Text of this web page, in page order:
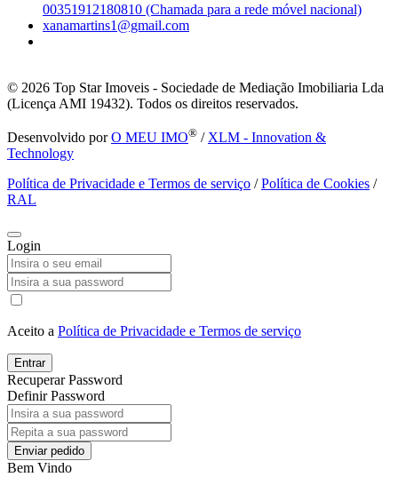
00351912180810 (Chamada para a rede móvel nacional)
xanamartins1@gmail.com
© 2026 Top Star Imoveis - Sociedade de Mediação Imobiliaria Lda
(Licença AMI 19432). Todos os direitos reservados.
Desenvolvido porO MEU IMO® / XLM - Innovation &
Technology
Política de Privacidade e Termos de serviço /Política de Cookies /
RAL
Login
Aceito a Política de Privacidade e Termos de serviço
Entrar
Recuperar Password
Definir Password
Enviar pedido
Bem Vindo